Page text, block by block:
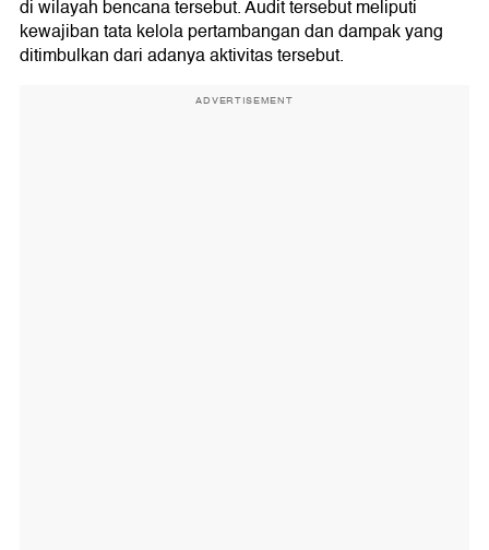
di wilayah bencana tersebut. Audit tersebut meliputi
kewajiban tata kelola pertambangan dan dampak yang
ditimbulkan dari adanya aktivitas tersebut.
ADVERTISEMENT